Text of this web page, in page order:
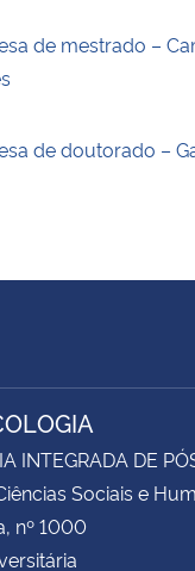
de mestrado –
de doutorado –
INTEGRADA DE
Sociais e
nº 1000